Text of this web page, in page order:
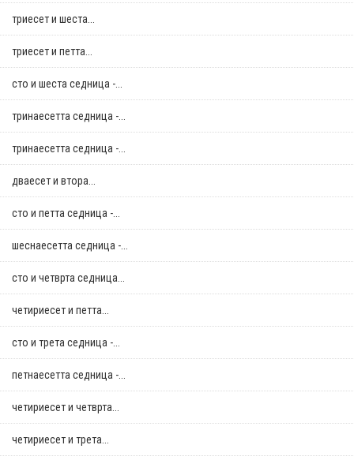
триесет и шеста...
триесет и петта...
сто и шеста седница -...
тринаесетта седница -...
тринаесетта седница -...
дваесет и втора...
сто и петта седница -...
шеснаесетта седница -...
сто и четврта седница...
четириесет и петта...
сто и трета седница -...
петнаесетта седница -...
четириесет и четврта...
четириесет и трета...